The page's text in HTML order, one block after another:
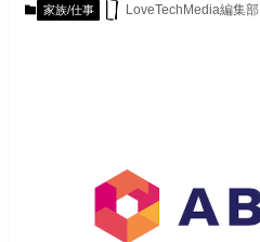
家族/仕事 LoveTechMedia編集部